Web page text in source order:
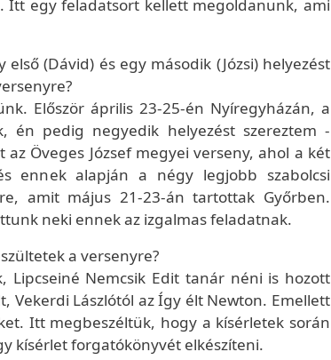
Itt egy feladatsort kellett megoldanunk, ami
(Dávid) és egy második (Józsi) helyezést
Először április 23-25-én Nyíregyházán, a
én pedig negyedik helyezést szereztem -
Öveges József megyei verseny, ahol a két
ennek alapján a négy legjobb szabolcsi
amit május 21-23-án tartottak Győrben.
neki ennek az izgalmas feladatnak.
a versenyre?
Lipcseiné Nemcsik Edit tanár néni is hozott
Vekerdi Lászlótól az Így élt Newton. Emellett
Itt megbeszéltük, hogy a kísérletek során
kísérlet forgatókönyvét elkészíteni.